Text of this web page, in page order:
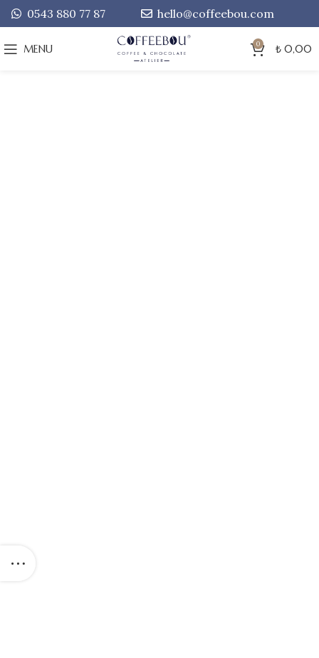
0543 880 77 87 hello@coffeebou.com
MENU 0 ₺ 0,00